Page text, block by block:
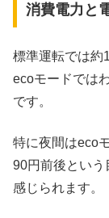
消費電力と
標準運転では約
ecoモードでは
です。
特に夜間はeco
90円前後という
感じられます。